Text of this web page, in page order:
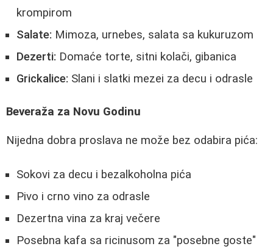
krompirom
Salate: Mimoza, urnebes, salata sa kukuruzom
Dezerti: Domaće torte, sitni kolači, gibanica
Grickalice: Slani i slatki mezei za decu i odrasle
Beveraža za Novu Godinu
Nijedna dobra proslava ne može bez odabira pića:
Sokovi za decu i bezalkoholna pića
Pivo i crno vino za odrasle
Dezertna vina za kraj večere
Posebna kafa sa ricinusom za "posebne goste"